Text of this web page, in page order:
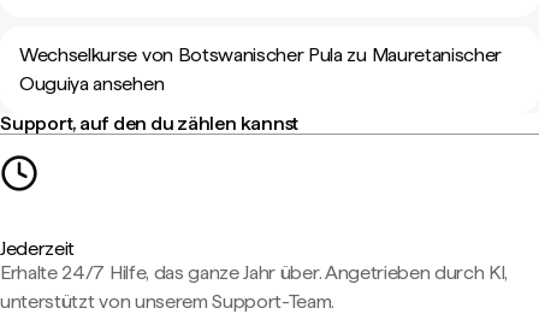
Wechselkurse von Botswanischer Pula zu Mauretanischer
Ouguiya ansehen
Support, auf den du zählen kannst
Jederzeit
Erhalte 24/7 Hilfe, das ganze Jahr über. Angetrieben durch KI,
unterstützt von unserem Support-Team.